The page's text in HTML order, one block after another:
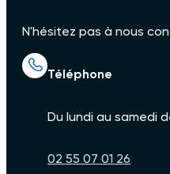
21 juin 2022
N'hésitez pas à nous
Téléphone
Du lundi au samedi
02 55 07 01 26